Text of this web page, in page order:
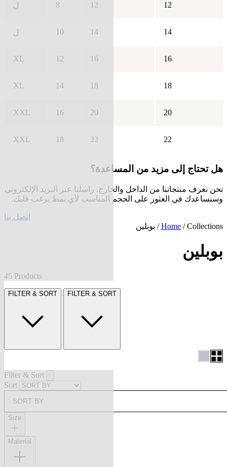
ل 8 12 12
ل 10 14 14
XL 12 16 16
XL 14 18 18
XXL 16 20 20
XXL 18 22 22
هل تحتاج إلى مزيد من المساعدة؟
نحن نعرف منتجاتنا من الداخل والخارج. راسلنا عبر البريد الإلكتروني
وسنساعدك في العثور على الحجم المناسب لأي نمط يرغب قلبك.
اتصل بنا
Home / Collections / بوبلين
بوبلين
45 Products
FILTER & SORT FILTER & SORT
Filter & Sort
Sort
SORT BY
Size
Material